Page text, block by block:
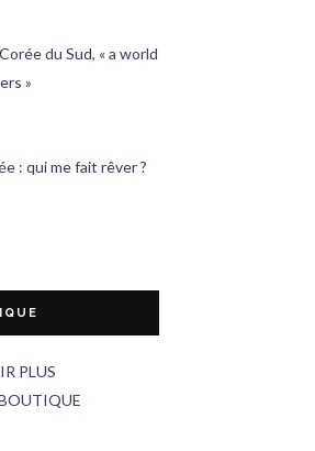
du Sud, « a world
»
: qui me fait rêver ?
PLUS